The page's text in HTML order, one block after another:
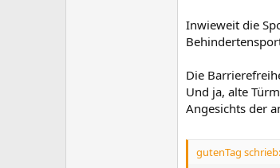
Inwieweit die
Die
Und ja, alte
Angesichts der
gutenTag schrieb: